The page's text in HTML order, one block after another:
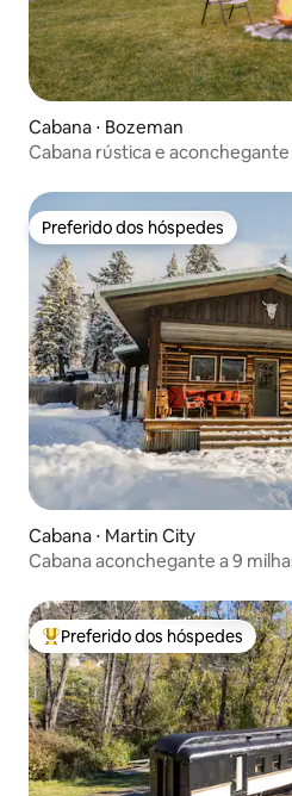
Cabana ⋅ Bozeman
Cabana rústica e
Preferido dos hóspedes
Preferido dos hóspedes
Cabana ⋅ Martin City
Cabana aconchegante a 9
Entre os melhores preferidos
Preferido dos hóspedes